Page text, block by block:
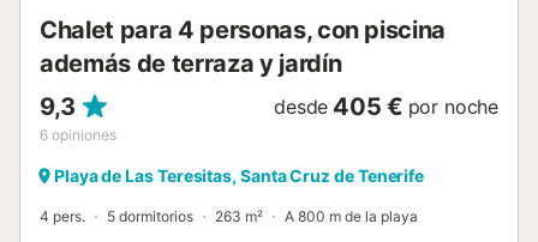
Chalet para 4 personas, con piscina
además de terraza y jardín
9,3
6 opiniones
desde 405 € por noche
Playa de Las Teresitas, Santa Cruz de Tenerife
4 pers. 5 dormitorios 263 m² A 800 m de la playa